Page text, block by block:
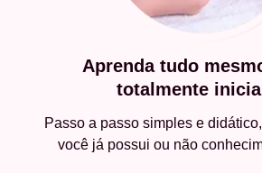
Aprenda tudo
totalmente
Passo a passo simples e
você já possui ou não